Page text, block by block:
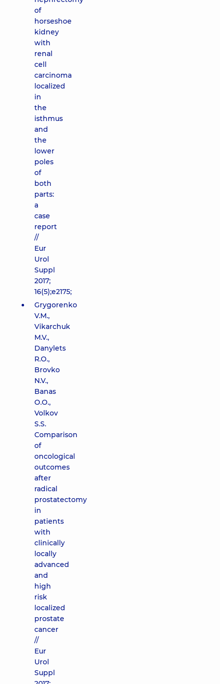
of
horseshoe
kidney
with
renal
cell
carcinoma
localized
in
the
isthmus
and
the
lower
poles
of
both
parts:
a
case
report
//
Eur
Urol
Suppl
2017;
16(5);e2175;
Grygorenko
V.M.,
Vikarchuk
M.V.,
Danylets
R.O.,
Brovko
N.V.,
Banas
O.O.,
Volkov
S.S.
Comparison
of
oncological
outcomes
after
radical
prostatectomy
in
patients
with
clinically
locally
advanced
and
high
risk
localized
prostate
cancer
//
Eur
Urol
Suppl